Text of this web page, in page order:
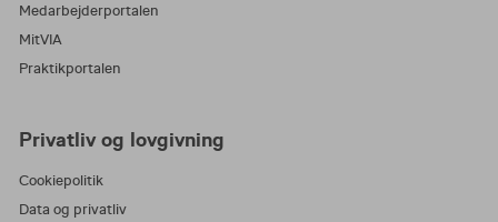
Medarbejderportalen
MitVIA
Praktikportalen
Privatliv og lovgivning
Cookiepolitik
Data og privatliv